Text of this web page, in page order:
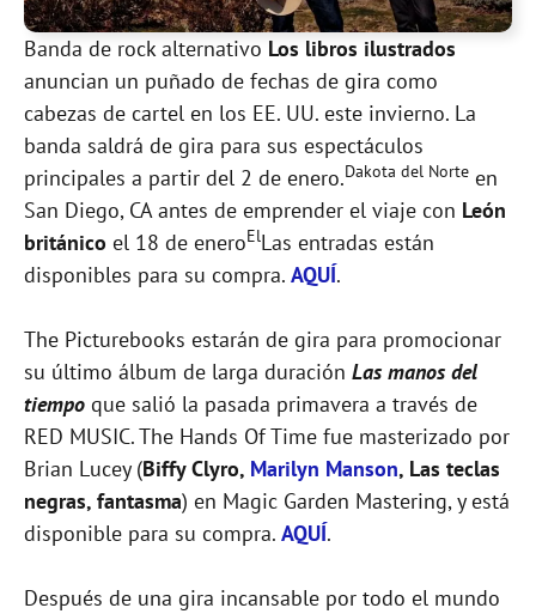
Banda de rock alternativo Los libros ilustrados
anuncian un puñado de fechas de gira como
cabezas de cartel en los EE. UU. este invierno. La
banda saldrá de gira para sus espectáculos
principales a partir del 2 de enero.Dakota del Norte en
San Diego, CA antes de emprender el viaje con León
británico el 18 de eneroElLas entradas están
disponibles para su compra. AQUÍ.
The Picturebooks estarán de gira para promocionar
su último álbum de larga duración Las manos del
tiempo que salió la pasada primavera a través de
RED MUSIC. The Hands Of Time fue masterizado por
Brian Lucey (Biffy Clyro, Marilyn Manson, Las teclas
negras, fantasma) en Magic Garden Mastering, y está
disponible para su compra. AQUÍ.
Después de una gira incansable por todo el mundo